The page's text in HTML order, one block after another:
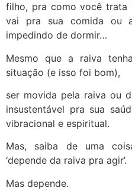
filho, pra como você trata
vai pra sua comida ou
impedindo de dormir…
Mesmo que a raiva
situação (e isso foi bom),
ser movida pela raiva ou
insustentável pra sua
vibracional e espiritual.
Mas, saiba de uma
‘depende da raiva pra agir’.
Mas depende.